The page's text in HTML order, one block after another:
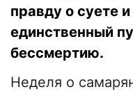
правду о суете
единственный
бессмертию.
Неделя о